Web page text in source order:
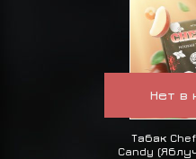
Нет в
Табак
Candy